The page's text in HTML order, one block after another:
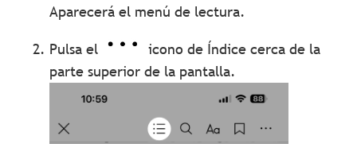
Aparecerá el menú de lectura.
Pulsa el
icono de Índice cerca de la
parte superior de la pantalla.